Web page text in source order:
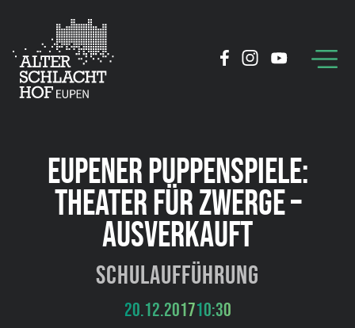
EUPENER PUPPENSPIELE:
THEATER FÜR ZWERGE –
AUSVERKAUFT
Schulaufführung
20.12.201710:30